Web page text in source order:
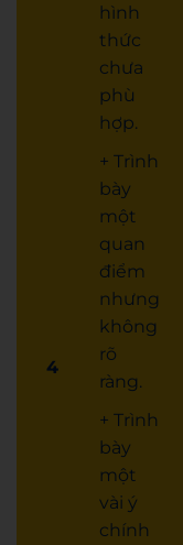
4
hình
thức
chưa
phù
hợp.
+ Trình
bày
một
quan
điểm
nhưng
không
rõ
ràng.
+ Trình
bày
một
vài ý
chính